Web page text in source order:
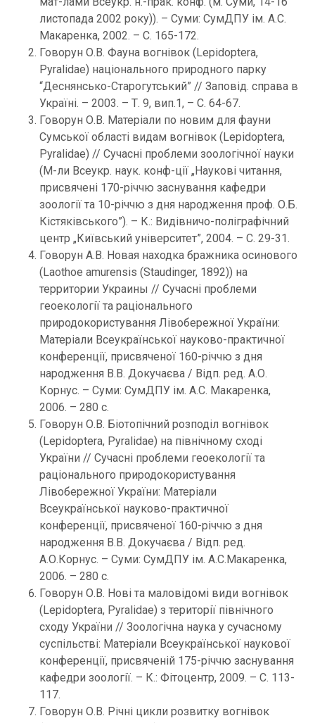
листопада 2002 року)). – Суми: СумДПУ ім. А.С.
Макаренка, 2002. – С. 165-172.
Говорун О.В. Фауна вогнівок (Lepidoptera,
Pyralidae) національного природного парку
“Деснянсько-Старогутський” // Заповід. справа в
Україні. – 2003. – Т. 9, вип.1, – С. 64-67.
Говорун О.В. Матеріали по новим для фауни
Сумської області видам вогнівок (Lepidoptera,
Pyralidae) // Сучасні проблеми зоологічної науки
(М-ли Всеукр. наук. конф-ції „Наукові читання,
присвячені 170-річчю заснування кафедри
зоології та 10-річчю з дня народження проф. О.Б.
Кістяківського”). – К.: Видівничо-поліграфічний
центр „Київський університет”, 2004. – С. 29-31.
Говорун А.В. Новая находка бражника осинового
(Laothoe amurensis (Staudinger, 1892)) на
территории Украины // Сучасні проблеми
геоекології та раціонального
природокористування Лівобережної України:
Матеріали Всеукраїнської науково-практичної
конференції, присвяченої 160-річчю з дня
народження В.В. Докучаєва / Відп. ред. А.О.
Корнус. – Суми: СумДПУ ім. А.С. Макаренка,
2006. – 280 с.
Говорун О.В. Біотопічний розподіл вогнівок
(Lepidoptera, Pyralidae) на північному сході
України // Сучасні проблеми геоекології та
раціонального природокористування
Лівобережної України: Матеріали
Всеукраїнської науково-практичної
конференції, присвяченої 160-річчю з дня
народження В.В. Докучаєва / Відп. ред.
А.О.Корнус. – Суми: СумДПУ ім. А.С.Макаренка,
2006. – 280 с.
Говорун О.В. Нові та маловідомі види вогнівок
(Lepidoptera, Pyralidae) з території північного
сходу України // Зоологічна наука у сучасному
суспільстві: Матеріали Всеукраїнської наукової
конференції, присвяченій 175-річчю заснування
кафедри зоології. – К.: Фітоцентр, 2009. – С. 113-
117.
Говорун О.В. Річні цикли розвитку вогнівок